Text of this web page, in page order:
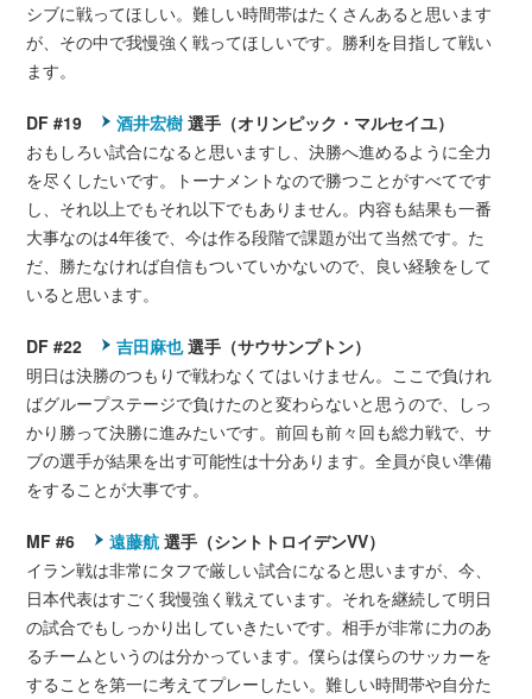
シブに戦ってほしい。難しい時間帯はたくさんあると思います
が、その中で我慢強く戦ってほしいです。勝利を目指して戦い
ます。
DF #19 酒井宏樹 選手（オリンピック・マルセイユ）
おもしろい試合になると思いますし、決勝へ進めるように全力
を尽くしたいです。トーナメントなので勝つことがすべてです
し、それ以上でもそれ以下でもありません。内容も結果も一番
大事なのは4年後で、今は作る段階で課題が出て当然です。た
だ、勝たなければ自信もついていかないので、良い経験をして
いると思います。
DF #22 吉田麻也選手（サウサンプトン）
明日は決勝のつもりで戦わなくてはいけません。ここで負けれ
ばグループステージで負けたのと変わらないと思うので、しっ
かり勝って決勝に進みたいです。前回も前々回も総力戦で、サ
ブの選手が結果を出す可能性は十分あります。全員が良い準備
をすることが大事です。
MF #6 遠藤航 選手（シントトロイデンVV）
イラン戦は非常にタフで厳しい試合になると思いますが、今、
日本代表はすごく我慢強く戦えています。それを継続して明日
の試合でもしっかり出していきたいです。相手が非常に力のあ
るチームというのは分かっています。僕らは僕らのサッカーを
することを第一に考えてプレーしたい。難しい時間帯や自分た